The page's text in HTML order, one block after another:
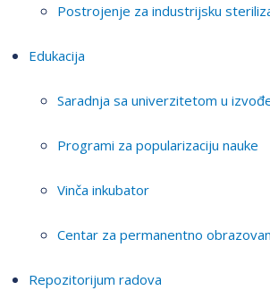
Postrojenje za industrijsku
Edukacija
Saradnja sa univerzitetom u
Programi za popularizaciju nauke
Vinča inkubator
Centar za permanentno
Repozitorijum radova